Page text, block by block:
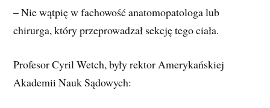
– Nie wątpię w fachowość anatomopatologa lub
chirurga, który przeprowadzał sekcję tego ciała.
Profesor Cyril Wetch, były rektor Amerykańskiej
Akademii Nauk Sądowych: